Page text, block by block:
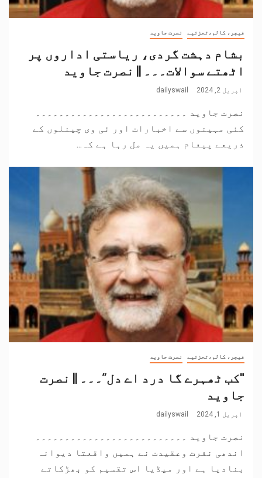
فیچر، کالم،تجزئیے نصرت جاوید
بشام دہشت گردی، ریاستی اداروں پر
اٹھتے سوالات۔۔۔ || نصرت جاوید
اپریل 2, 2024 dailyswail
نصرت جاوید ۔۔۔۔۔۔۔۔۔۔۔۔۔۔۔۔۔۔۔۔۔۔۔۔۔۔
کئی مہینوں سے اخبارات اور ٹی وی چینلوں کے
ذریعے پیغام ہمیں یہ مل رہا ہے کہ...
فیچر، کالم،تجزئیے نصرت جاوید
"کب ٹھہرے گا درد اے دل”۔۔۔ || نصرت
جاوید
اپریل 1, 2024 dailyswail
نصرت جاوید ۔۔۔۔۔۔۔۔۔۔۔۔۔۔۔۔۔۔۔۔۔۔۔۔۔۔
اندھی نفرت وعقیدت نے ہمیں واقعتا دیوانہ
بنادیا ہے اور میڈیا اس تقسیم کو بھڑکاتے